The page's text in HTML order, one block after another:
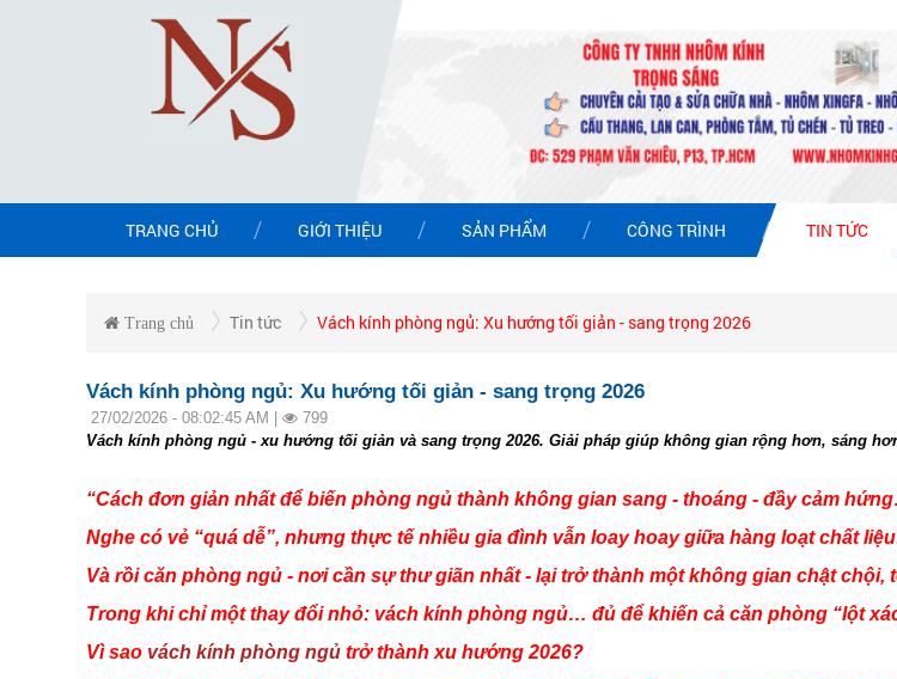
TRANG CHỦ GIỚI THIỆU SẢN PHẨM CÔNG TRÌNH TIN TỨC
Trang chủ Tin tức Vách kính phòng ngủ: Xu hướng tối giản - sang trọng 2026
Vách kính phòng ngủ: Xu hướng tối giản - sang trọng 2026
27/02/2026 - 08:02:45 AM |
799
Vách kính phòng ngủ - xu hướng tối giản và sang trọng 2026. Giải pháp giúp không gian rộng hơn, sáng
“Cách đơn giản nhất để biến phòng ngủ thành không gian sang - thoáng - đầy cảm
Nghe có vẻ “quá dễ”, nhưng thực tế nhiều gia đình vẫn loay hoay giữa hàng loạt chất
Và rồi căn phòng ngủ - nơi cần sự thư giãn nhất - lại trở thành một không gian chật chội,
Trong khi chỉ một thay đổi nhỏ: vách kính phòng ngủ… đủ để khiến cả căn phòng “lột
Vì sao vách kính phòng ngủ trở thành xu hướng 2026?